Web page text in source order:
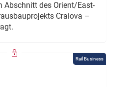
Abschnitt des Orient/East-
Craiova –
Rail Business